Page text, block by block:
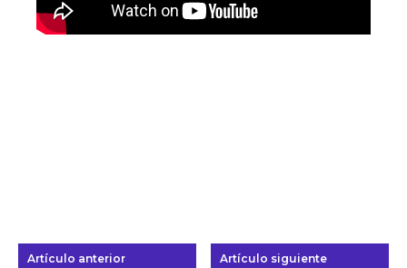
Artículo anterior Artículo siguiente